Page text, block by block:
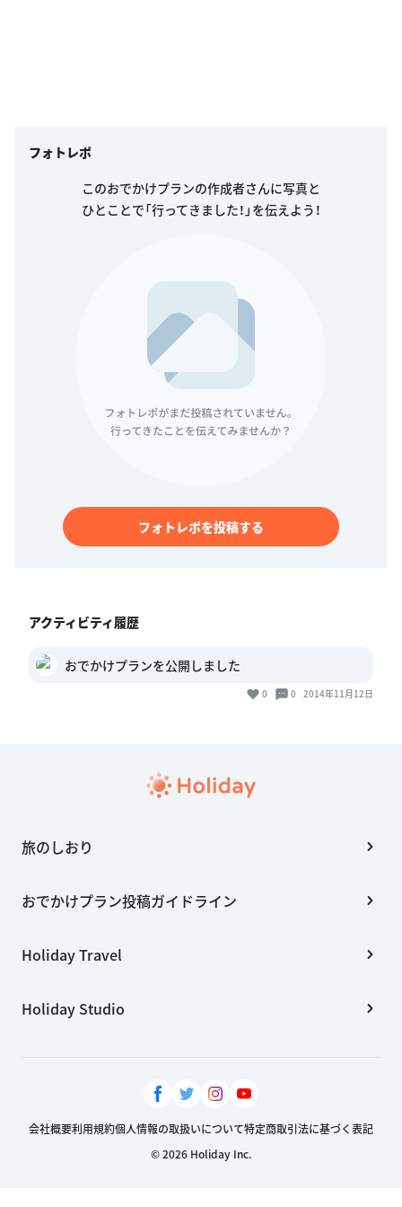
フォトレポ
このおでかけプランの作成者さんに写真と
ひとことで「行ってきました！」を伝えよう！
フォトレポを投稿する
アクティビティ履歴
おでかけプランを公開しました
0 0 2014年11月12日
旅のしおり
おでかけプラン投稿ガイドライン
Holiday Travel
Holiday Studio
会社概要利用規約個人情報の取扱いについて特定商取引法に基づく表記
© 2026 Holiday Inc.